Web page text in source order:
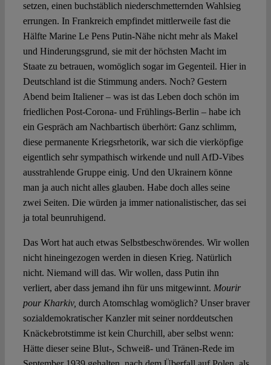
setzen, einen buchstäblich niederschmetternden Wahlsieg
errungen. In Frankreich empfindet mittlerweile fast die
Hälfte Marine Le Pens Putin-Nähe nicht mehr als Makel
und Hinderungsgrund, sie mit der höchsten Macht im
Staate zu betrauen, womöglich sogar im Gegenteil. Hier in
Deutschland ist die Stimmung anders. Noch? Gestern
Abend beim Italiener – was ist das Leben doch schön im
friedlichen Post-Corona- und Frühlings-Berlin – habe ich
ein Gespräch am Nachbartisch überhört: Ganz schlimm,
diese permanente Kriegsrhetorik, war sich die vierköpfige
eigentlich sehr sympathisch wirkende und null AfD-Vibes
ausstrahlende Gruppe einig. Und den Ukrainern könne
man ja auch nicht alles glauben. Habe doch alles seine
zwei Seiten. Die würden ja immer nationalistischer, das sei
ja total beunruhigend.
Das Wort hat auch etwas Selbstbeschwörendes. Wir wollen
nicht hineingezogen werden in diesen Krieg. Natürlich
nicht. Niemand will das. Wir wollen, dass Putin ihn
verliert, aber dass jemand ihn für uns mitgewinnt. Mourir
pour Kharkiv, durch Atomschlag womöglich? Unser braver
sozialdemokratischer Kanzler mit seiner norddeutschen
Knäckebrotstimme ist kein Churchill, aber selbst wenn:
Hätte dieser seine Blut-, Schweiß- und Tränen-Rede im